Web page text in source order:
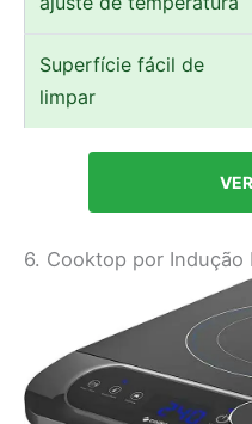
Superfície fácil de
limpar
6. Cooktop por